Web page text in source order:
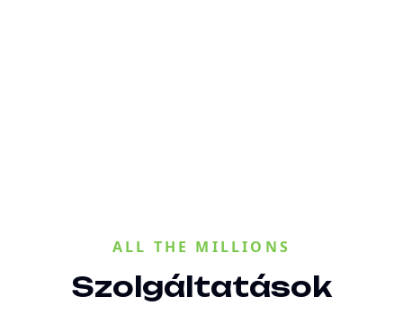
ALL THE MILLIONS
Szolgáltatások